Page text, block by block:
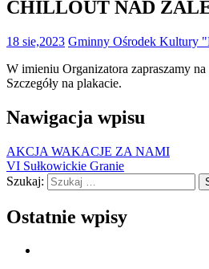
CHILLOUT NAD
18 sie,2023 Gminny Ośrodek Kultury
W imieniu Organizatora zapraszamy
Szczegóły na plakacie.
Nawigacja wpisu
AKCJA WAKACJE ZA NAMI
VI Sułkowickie Granie
Szukaj:
Ostatnie wpisy